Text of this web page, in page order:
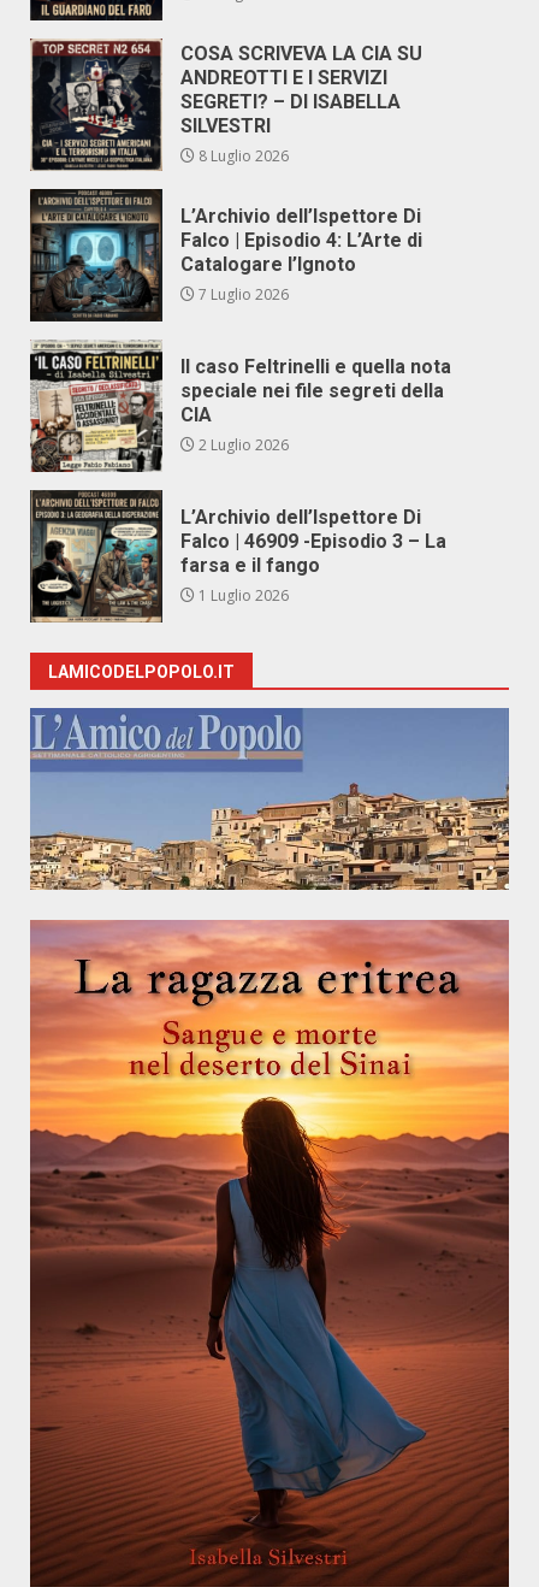
COSA SCRIVEVA LA CIA SU
ANDREOTTI E I SERVIZI
SEGRETI? – DI ISABELLA
SILVESTRI
8 Luglio 2026
L’Archivio dell’Ispettore Di
Falco | Episodio 4: L’Arte di
Catalogare l’Ignoto
7 Luglio 2026
Il caso Feltrinelli e quella nota
speciale nei file segreti della
CIA
2 Luglio 2026
L’Archivio dell’Ispettore Di
Falco | 46909 -Episodio 3 – La
farsa e il fango
1 Luglio 2026
LAMICODELPOPOLO.IT